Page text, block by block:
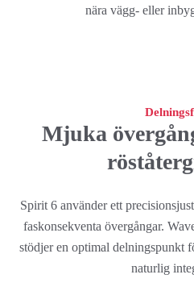
nära vägg- eller
Mjuka
Spirit 6 använder ett
faskonsekventa övergångar.
stödjer en optimal delningspunkt
naturlig